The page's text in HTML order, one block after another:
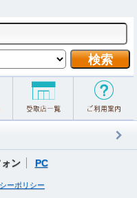
ン PC
ーポリシー